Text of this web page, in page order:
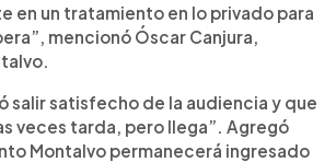
en un tratamiento en lo privado para
mencionó Óscar Canjura,
salir satisfecho de la audiencia y que
veces tarda, pero llega”. Agregó
Montalvo permanecerá ingresado